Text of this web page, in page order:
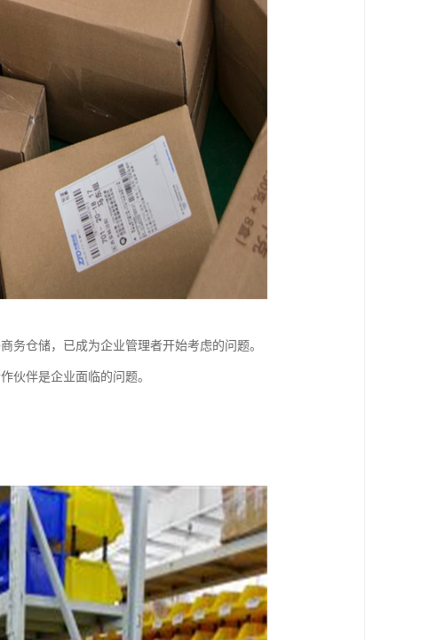
务仓储，已成为企业管理者开始考虑的问题。
伙伴是企业面临的问题。